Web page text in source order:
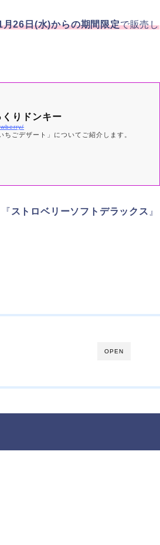
月26日(水)からの期間限定で販売し
くりドンキー
ごデザート」についてご紹介します。
『 ストロベリーソフトデラックス 』
OPEN